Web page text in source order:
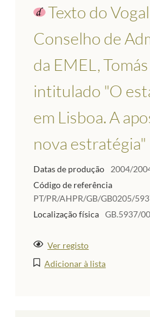
Texto do
Conselho de
da EMEL,
intitulado "O
em Lisboa. A
nova estratégia"
Datas de produção
2004/
Código de referência
PT/PR/AHPR/GB/GB0205/
Localização física GB.5937/
Ver registo
Adicionar à lista